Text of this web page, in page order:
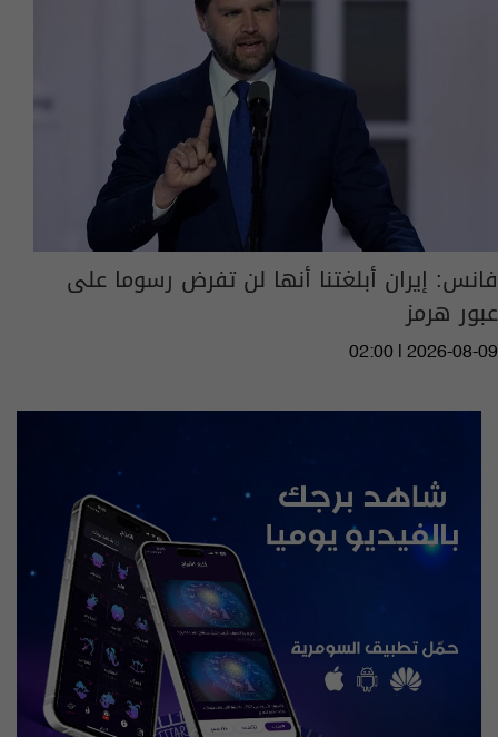
فانس: إيران أبلغتنا أنها لن تفرض رسوما على
عبور هرمز
02:00 | 2026-08-09